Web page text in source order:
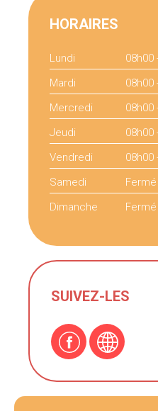
HORAIRES
Lundi
08h00
Mardi
08h00
Mercredi
08h00
Jeudi
08h00
Vendredi
08h00
Samedi
Fermé
Dimanche
Fermé
SUIVEZ-LES